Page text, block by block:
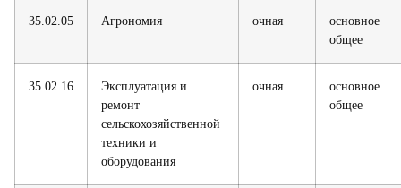
35.02.05 Агрономия очная
основное
общее
35.02.16
Эксплуатация и
ремонт
сельскохозяйственной
техники и
оборудования
очная
основное
общее